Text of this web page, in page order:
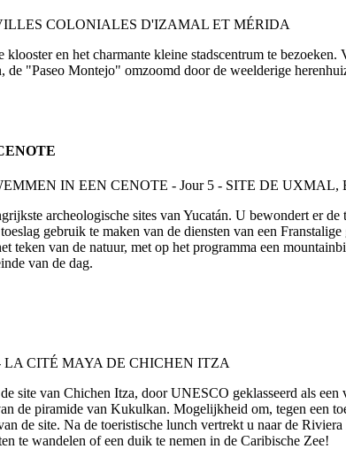
en het charmante kleine stadscentrum te
de "Paseo Montejo" omzoomd door de weelderige
archeologische sites van Yucatán. U bewondert er
gebruik te maken van de diensten van een
van de natuur, met op het programma een
van de dag.
site van Chichen Itza, door UNESCO geklasseerd als
de piramide van Kukulkan. Mogelijkheid om, tegen een
de site. Na de toeristische lunch vertrekt u naar de
te wandelen of een duik te nemen in de Caribische Zee!